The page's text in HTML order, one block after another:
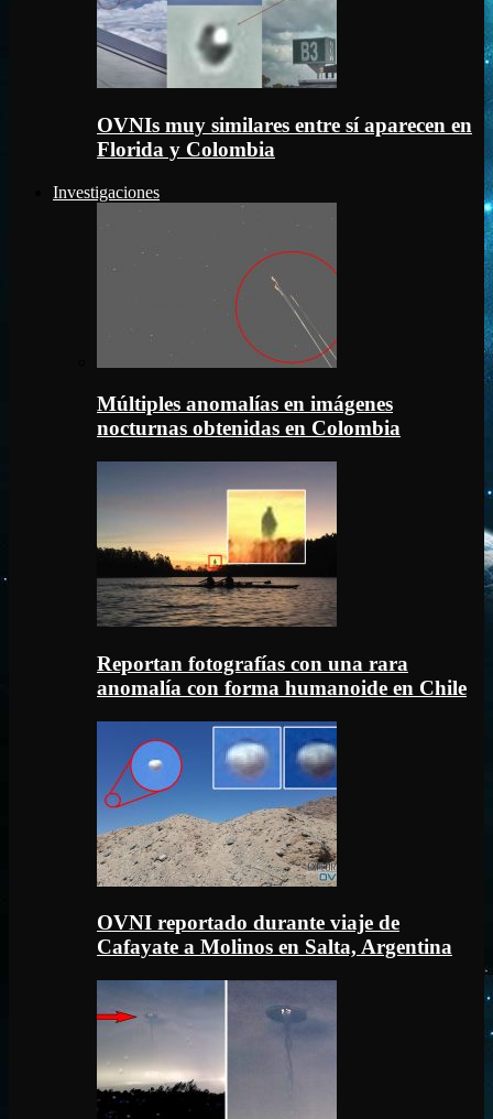
OVNIs muy similares entre sí aparecen en
Florida y Colombia
Investigaciones
Múltiples anomalías en imágenes
nocturnas obtenidas en Colombia
Reportan fotografías con una rara
anomalía con forma humanoide en Chile
OVNI reportado durante viaje de
Cafayate a Molinos en Salta, Argentina